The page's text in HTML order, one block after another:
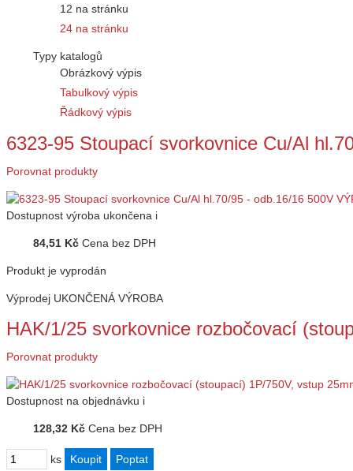
12 na stránku
24 na stránku
Typy katalogů
Obrázkový výpis
Tabulkový výpis
Řádkový výpis
6323-95 Stoupací svorkovnice Cu/Al
Porovnat produkty
Dostupnost výroba ukončena i
84,51 Kč Cena bez DPH
Produkt je vyprodán
Výprodej UKONČENÁ VÝROBA
HAK/1/25 svorkovnice rozbočovací
Porovnat produkty
Dostupnost na objednávku i
128,32 Kč Cena bez DPH
ks